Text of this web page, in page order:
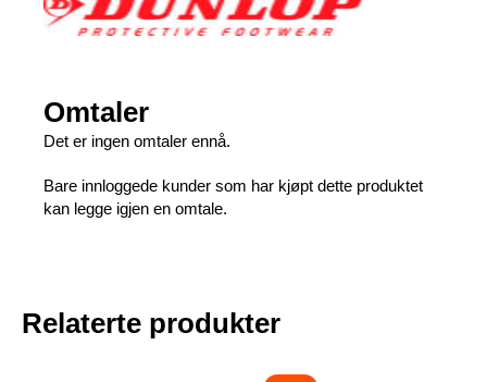
Omtaler
Det er ingen omtaler ennå.
Bare innloggede kunder som har kjøpt dette produktet
kan legge igjen en omtale.
Relaterte produkter